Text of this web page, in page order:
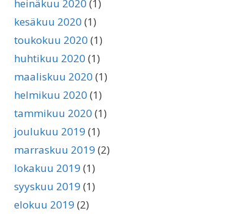
heinäkuu 2020 (1)
kesäkuu 2020 (1)
toukokuu 2020 (1)
huhtikuu 2020 (1)
maaliskuu 2020 (1)
helmikuu 2020 (1)
tammikuu 2020 (1)
joulukuu 2019 (1)
marraskuu 2019 (2)
lokakuu 2019 (1)
syyskuu 2019 (1)
elokuu 2019 (2)